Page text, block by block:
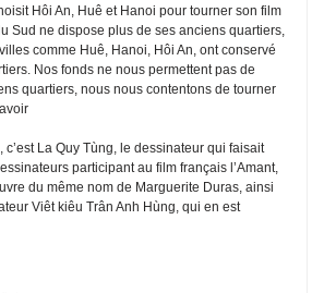
Hôi An, Huê et Hanoi pour tourner son film
Sud ne dispose plus de ses anciens quartiers,
comme Huê, Hanoi, Hôi An, ont conservé
Nos fonds ne nous permettent pas de
quartiers, nous nous contentons de tourner
La Quy Tùng, le dessinateur qui faisait
participant au film français l’Amant,
du même nom de Marguerite Duras, ainsi
Viêt kiêu Trân Anh Hùng, qui en est